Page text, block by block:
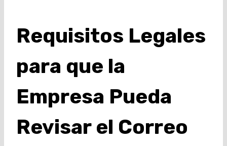
Requisitos Legales
para que la
Empresa Pueda
Revisar el Correo